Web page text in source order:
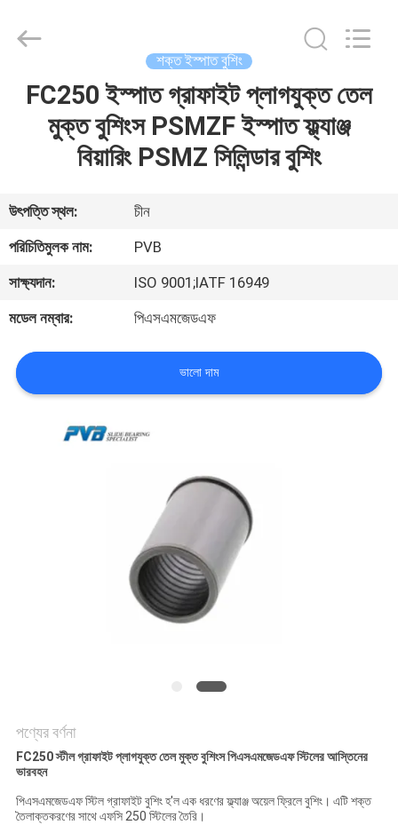
বাড়ি
ভিডিও
শো
আমাদের
সম্বন্ধে
কারখানা
খবর
মামলা
Bearing
Co.,Ltd.
Reserved.
শক্ত ইস্পাত বুশিং
FC250 ইস্পাত গ্রাফাইট প্লাগযুক্ত তেল
মুক্ত বুশিংস PSMZF ইস্পাত ফ্ল্যাঞ্জ
বিয়ারিং PSMZ সিলিন্ডার বুশিং
উৎপত্তি স্থল:
চীন
পরিচিতিমুলক নাম:
PVB
সাক্ষ্যদান:
ISO 9001;IATF 16949
মডেল নম্বার:
পিএসএমজেডএফ
ভালো দাম
পণ্যের বর্ণনা
FC250 স্টীল গ্রাফাইট প্লাগযুক্ত তেল মুক্ত বুশিংস পিএসএমজেডএফ স্টিলের আস্তিনের
ভারবহন
পিএসএমজেডএফ স্টিল গ্রাফাইট বুশিং হ'ল এক ধরণের ফ্ল্যাঞ্জ অয়েল ফ্রিলে বুশিং। এটি শক্ত
তৈলাক্তকরণের সাথে এফসি 250 স্টিলের তৈরি।